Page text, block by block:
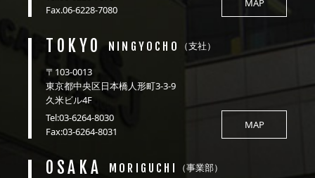
Fax.06-6228-7080
MAP
TOKYO NINGYOCHO （支社）
〒103-0013
東京都中央区日本橋人形町3-3-9
久米ビル4F
Tel:03-6264-8030
Fax:03-6264-8031
MAP
OSAKA MORIGUCHI （事業部）